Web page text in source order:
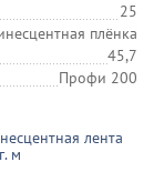
25
плёнка
45,7
Профи 200
лента
м